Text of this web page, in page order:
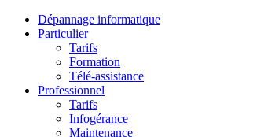
Dépannage informatique
Particulier
Tarifs
Formation
Télé-assistance
Professionnel
Tarifs
Infogérance
Maintenance